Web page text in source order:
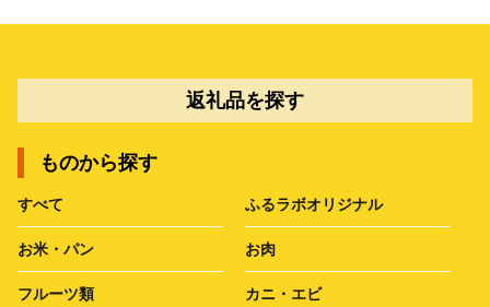
返礼品を探す
ものから探す
すべて ふるラボオリジナル
お米・パン お肉
フルーツ類 カニ・エビ